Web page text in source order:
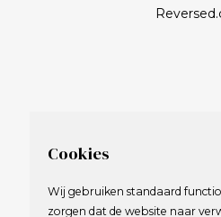
Cookies
Wij gebruiken standaard
zorgen dat de website naar